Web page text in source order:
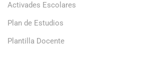
Activades Escolares
Plan de Estudios
Plantilla Docente